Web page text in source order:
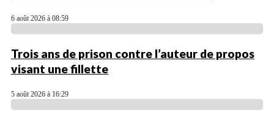
6 août 2026 à 08:59
Trois ans de prison contre l’auteur de propos
visant une fillette
5 août 2026 à 16:29